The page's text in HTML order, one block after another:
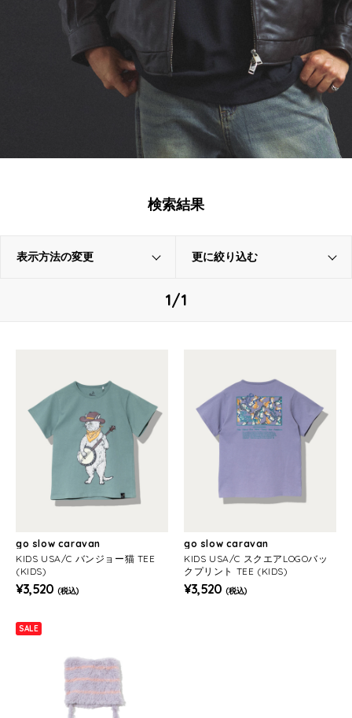
検索結果
表示方法の変更 更に絞り込む
1/1
go slow caravan
KIDS USA/C バンジョー猫 TEE
(KIDS)
¥3,520 (税込)
go slow caravan
KIDS USA/C スクエアLOGOバッ
クプリント TEE (KIDS)
¥3,520 (税込)
SALE